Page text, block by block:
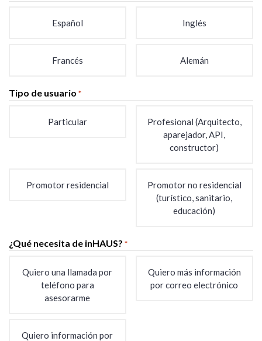
Español Inglés
Francés Alemán
Tipo de usuario *
Particular
Profesional (Arquitecto,
aparejador, API,
constructor)
Promotor residencial
Promotor no residencial
(turístico, sanitario,
educación)
¿Qué necesita de inHAUS? *
Quiero una llamada por
teléfono para
asesorarme
Quiero más información
por correo electrónico
Quiero información por